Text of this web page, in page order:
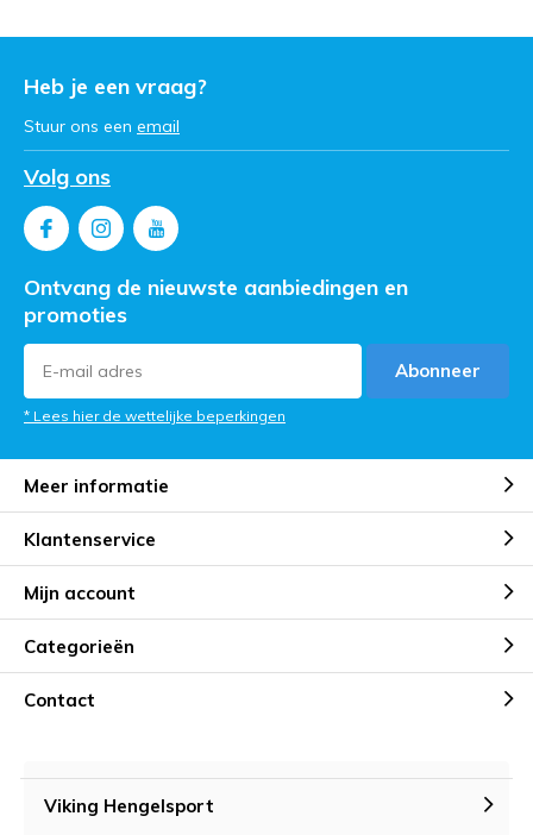
Heb je een vraag?
Stuur ons een email
Volg ons
Ontvang de nieuwste aanbiedingen en
promoties
Abonneer
* Lees hier de wettelijke beperkingen
Meer informatie
Klantenservice
Mijn account
Categorieën
Contact
Viking Hengelsport